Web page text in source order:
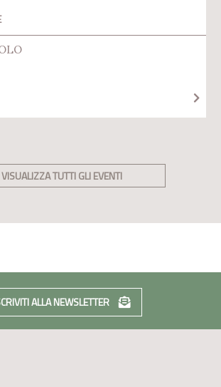
VISUALIZZA TUTTI GLI EVENTI
ALLA NEWSLETTER